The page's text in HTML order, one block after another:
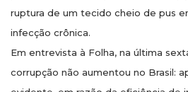
ruptura de um tecido cheio de pus
infecção crônica.
Em entrevista à Folha, na última
corrupção não aumentou no Brasil: